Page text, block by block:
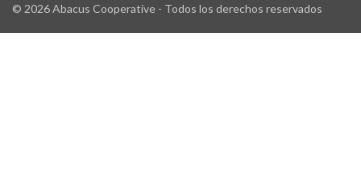
© 2026 Abacus Cooperative - Todos los derechos reservados